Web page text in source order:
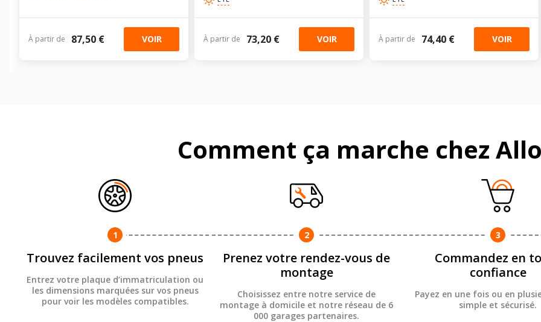
À partir de 87,50 € VOIR À partir de 73,20 € VOIR À partir de 74,40 € VOIR
Comment ça marche chez
1
Trouvez facilement vos pneus
Entrez votre plaque d’immatriculation ou
les dimensions marquées sur vos pneus
pour voir les modèles compatibles.
2
Prenez votre rendez-vous de
montage
Choisissez entre notre service de
montage à domicile et notre réseau de 6
000 garages partenaires.
3
Commandez en
confiance
Payez en une fois ou en
simple et sécurisé.